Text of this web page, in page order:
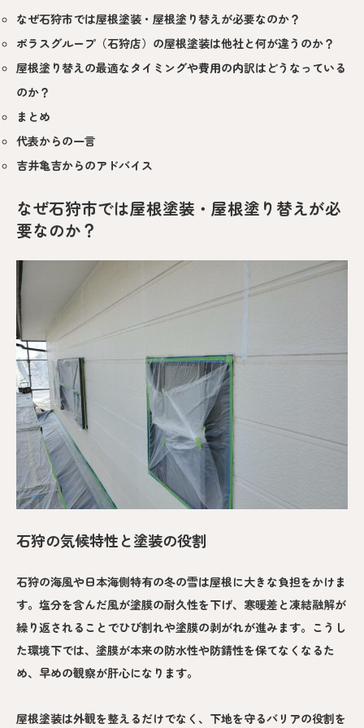
なぜ石狩市では屋根塗装・屋根塗り替えが必要なのか？
ポラスグループ（石狩店）の屋根塗装は他社と何が違うのか？
屋根塗り替えの最適なタイミングや費用の内訳はどうなっている
のか？
まとめ
代表からの一言
吉井亀吉からのアドバイス
なぜ石狩市では屋根塗装・屋根塗り替えが必
要なのか？
石狩の気候特性と塗装の役割
石狩の海風や日本海側特有の冬の雪は屋根に大きな負担をかけま
す。塩分を含んだ風が塗膜の耐久性を下げ、寒暖差と凍結融解が
繰り返されることでひび割れや塗膜の剥がれが進みます。こうし
た環境下では、塗膜が本来の防水性や防錆性を保てなくなるた
め、早めの観察が肝心になります。
屋根塗装は外観を整えるだけでなく、下地を守るバリアの役割を